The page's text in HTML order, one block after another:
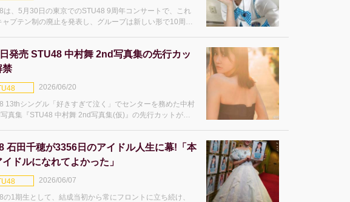
、5月30日の東京でのSTU48 9周年コンサートで、これ
ャプテン制の廃止を発表し、グループは新しい形で10周年
発売 STU48 中村舞 2nd写真集の先行カッ
禁
2026/06/20
13thシングル「好きすぎて泣く」でセンターを務めた中村
真集『STU48 中村舞 2nd写真集(仮)』の先行カットが解
石田千穂が3356日のアイドル人生に幕!「本
ドルになれてよかった」
2026/06/07
1期生として、結成当初から常にフロントに立ち続け、